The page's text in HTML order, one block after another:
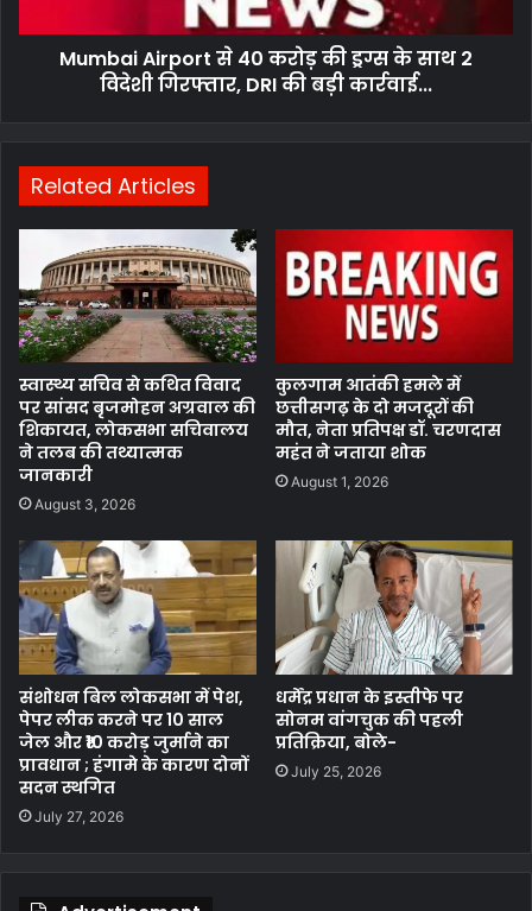
Mumbai Airport से 40 करोड़ की ड्रग्स के साथ 2
विदेशी गिरफ्तार, DRI की बड़ी कार्रवाई...
Related Articles
स्वास्थ्य सचिव से कथित विवाद
पर सांसद बृजमोहन अग्रवाल की
शिकायत, लोकसभा सचिवालय
ने तलब की तथ्यात्मक
जानकारी
August 3, 2026
कुलगाम आतंकी हमले में
छत्तीसगढ़ के दो मजदूरों की
मौत, नेता प्रतिपक्ष डॉ. चरणदास
महंत ने जताया शोक
August 1, 2026
संशोधन बिल लोकसभा में पेश,
पेपर लीक करने पर 10 साल
जेल और ₹10 करोड़ जुर्माने का
प्रावधान ; हंगामे के कारण दोनों
सदन स्थगित
July 27, 2026
धर्मेंद्र प्रधान के इस्तीफे पर
सोनम वांगचुक की पहली
प्रतिक्रिया, बोले-
July 25, 2026